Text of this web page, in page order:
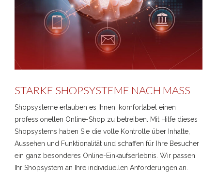
STARKE SHOPSYSTEME NACH MASS
Shopsysteme erlauben es Ihnen, komfortabel einen
professionellen Online-Shop zu betreiben. Mit Hilfe dieses
Shopsystems haben Sie die volle Kontrolle über Inhalte,
Aussehen und Funktionalität und schaffen für Ihre Besucher
ein ganz besonderes Online-Einkaufserlebnis. Wir passen
Ihr Shopsystem an Ihre individuellen Anforderungen an.